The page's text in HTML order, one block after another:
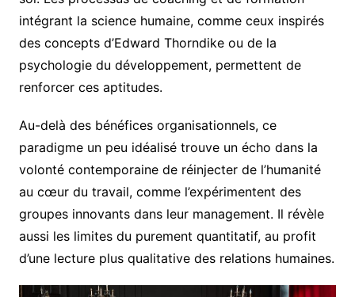
intégrant la science humaine, comme ceux inspirés
des concepts d’Edward Thorndike ou de la
psychologie du développement, permettent de
renforcer ces aptitudes.
Au-delà des bénéfices organisationnels, ce
paradigme un peu idéalisé trouve un écho dans la
volonté contemporaine de réinjecter de l’humanité
au cœur du travail, comme l’expérimentent des
groupes innovants dans leur management. Il révèle
aussi les limites du purement quantitatif, au profit
d’une lecture plus qualitative des relations humaines.